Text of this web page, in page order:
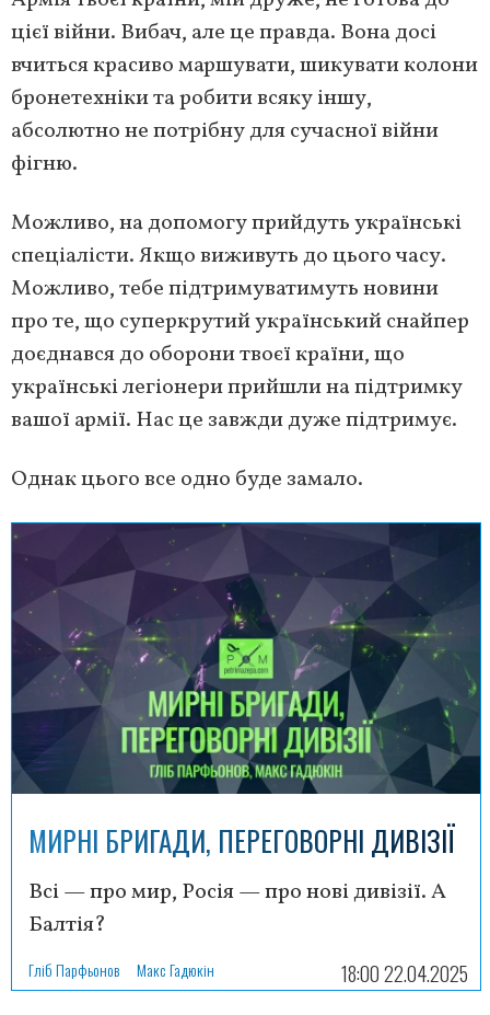
цієї війни. Вибач, але це правда. Вона досі
вчиться красиво маршувати, шикувати колони
бронетехніки та робити всяку іншу,
абсолютно не потрібну для сучасної війни
фігню.
Можливо, на допомогу прийдуть українські
спеціалісти. Якщо виживуть до цього часу.
Можливо, тебе підтримуватимуть новини
про те, що суперкрутий український снайпер
доєднався до оборони твоєї країни, що
українські легіонери прийшли на підтримку
вашої армії. Нас це завжди дуже підтримує.
Однак цього все одно буде замало.
МИРНІ БРИГАДИ, ПЕРЕГОВОРНІ ДИВІЗІЇ
Всі — про мир, Росія — про нові дивізії. А
Балтія?
Гліб Парфьонов Макс Гадюкін 18:00 22.04.2025